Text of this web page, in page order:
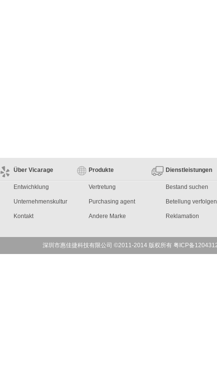
Über Vicarage
Entwichklung
Unternehmenskultur
Kontakt
Produkte
Vertretung
Purchasing agent
Andere Marke
Dienstleistungen
Bestand suchen
Betellung verfolgen
Reklamation
深圳市惠佳捷科技有限公司 ©2011-2014 版权所有 粤ICP备